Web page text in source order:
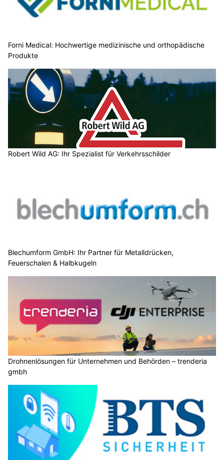
Forni Medical: Hochwertige medizinische und orthopädische
Produkte
Robert Wild AG: Ihr Spezialist für Verkehrsschilder
Blechumform GmbH: Ihr Partner für Metalldrücken,
Feuerschalen & Halbkugeln
Drohnenlösungen für Unternehmen und Behörden – trenderia
gmbh